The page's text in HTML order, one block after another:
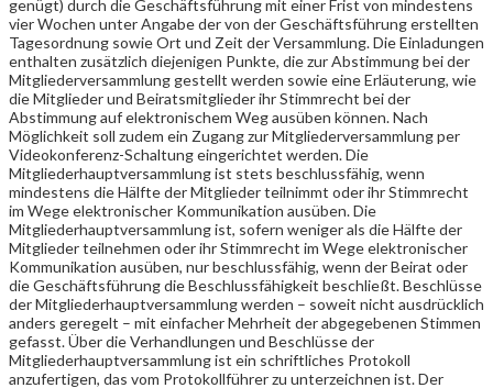
genügt) durch die Geschäftsführung mit einer Frist von mindestens
vier Wochen unter Angabe der von der Geschäftsführung erstellten
Tagesordnung sowie Ort und Zeit der Versammlung. Die Einladungen
enthalten zusätzlich diejenigen Punkte, die zur Abstimmung bei der
Mitgliederversammlung gestellt werden sowie eine Erläuterung, wie
die Mitglieder und Beiratsmitglieder ihr Stimmrecht bei der
Abstimmung auf elektronischem Weg ausüben können. Nach
Möglichkeit soll zudem ein Zugang zur Mitgliederversammlung per
Videokonferenz-Schaltung eingerichtet werden. Die
Mitgliederhauptversammlung ist stets beschlussfähig, wenn
mindestens die Hälfte der Mitglieder teilnimmt oder ihr Stimmrecht
im Wege elektronischer Kommunikation ausüben. Die
Mitgliederhauptversammlung ist, sofern weniger als die Hälfte der
Mitglieder teilnehmen oder ihr Stimmrecht im Wege elektronischer
Kommunikation ausüben, nur beschlussfähig, wenn der Beirat oder
die Geschäftsführung die Beschlussfähigkeit beschließt. Beschlüsse
der Mitgliederhauptversammlung werden – soweit nicht ausdrücklich
anders geregelt – mit einfacher Mehrheit der abgegebenen Stimmen
gefasst. Über die Verhandlungen und Beschlüsse der
Mitgliederhauptversammlung ist ein schriftliches Protokoll
anzufertigen, das vom Protokollführer zu unterzeichnen ist. Der